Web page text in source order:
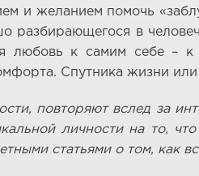
и желанием помочь
разбирающегося в
любовь к самим себе – к
Спутника жизни
повторяют вслед за
личности на то,
статьями о том, как